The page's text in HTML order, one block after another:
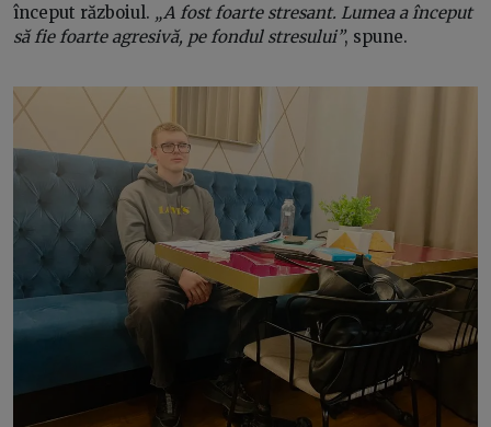
început războiul. „A fost foarte stresant. Lumea a început
să fie foarte agresivă, pe fondul stresului”, spune.